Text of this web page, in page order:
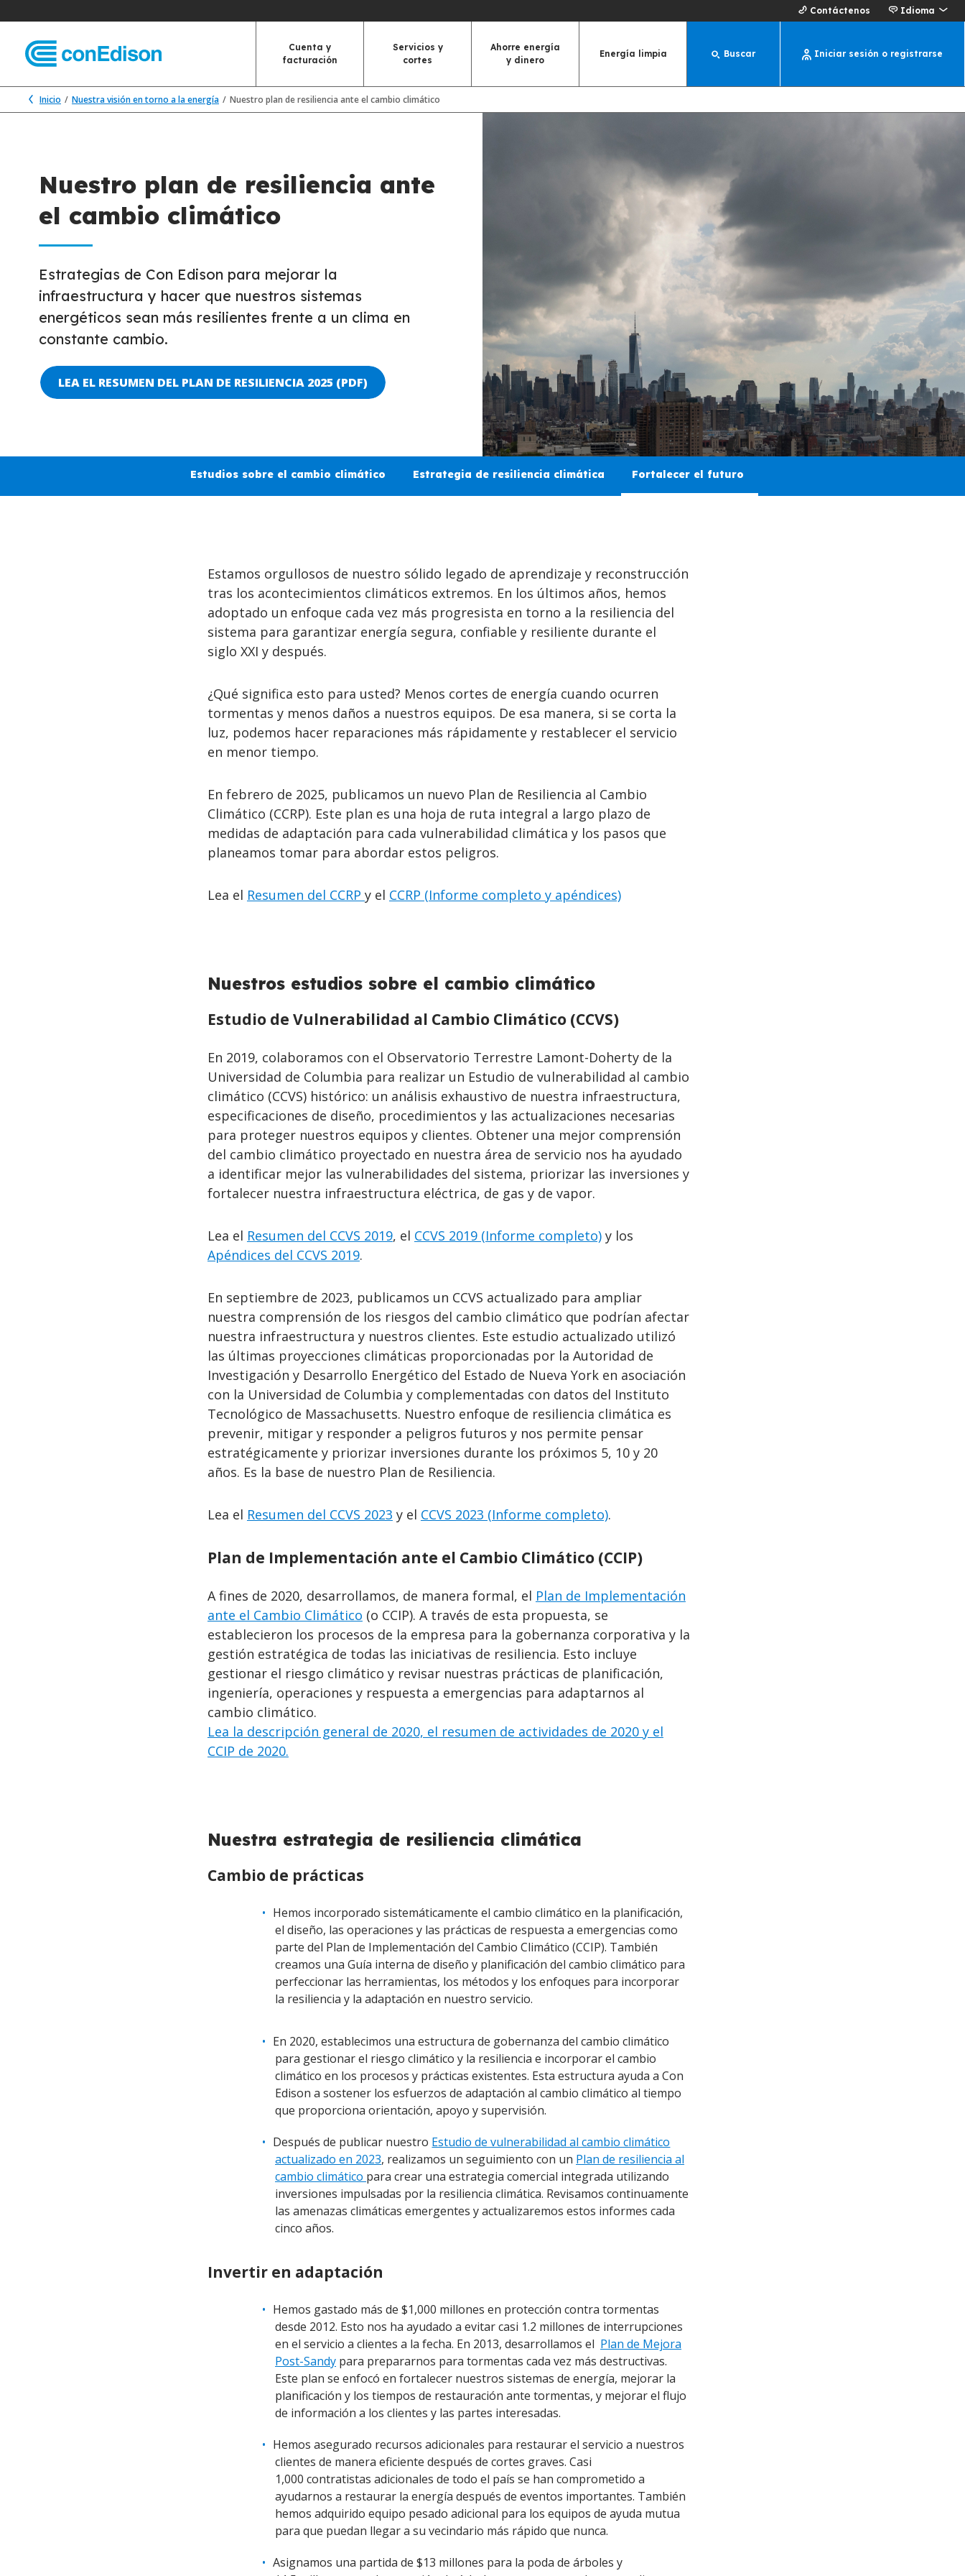
Contáctenos Idioma
Cuenta y
facturación
Servicios y
cortes
Ahorre energía
y dinero
Energía limpia Buscar Iniciar sesión o registrarse
Inicio Nuestra visión en torno a la energía Nuestro plan de resiliencia ante el cambio climático
Nuestro plan de resiliencia ante
el cambio climático
Estrategias de Con Edison para mejorar la
infraestructura y hacer que nuestros sistemas
energéticos sean más resilientes frente a un clima en
constante cambio.
LEA EL RESUMEN DEL PLAN DE RESILIENCIA 2025 (PDF)
Estudios sobre el cambio climático Estrategia de resiliencia climática Fortalecer el futuro
Estamos orgullosos de nuestro sólido legado de aprendizaje y reconstrucción
tras los acontecimientos climáticos extremos. En los últimos años, hemos
adoptado un enfoque cada vez más progresista en torno a la resiliencia del
sistema para garantizar energía segura, confiable y resiliente durante el
siglo XXI y después.
¿Qué significa esto para usted? Menos cortes de energía cuando ocurren
tormentas y menos daños a nuestros equipos. De esa manera, si se corta la
luz, podemos hacer reparaciones más rápidamente y restablecer el servicio
en menor tiempo.
En febrero de 2025, publicamos un nuevo Plan de Resiliencia al Cambio
Climático (CCRP). Este plan es una hoja de ruta integral a largo plazo de
medidas de adaptación para cada vulnerabilidad climática y los pasos que
planeamos tomar para abordar estos peligros.
Lea el Resumen del CCRP y el CCRP (Informe completo y apéndices)
Nuestros estudios sobre el cambio climático
Estudio de Vulnerabilidad al Cambio Climático (CCVS)
En 2019, colaboramos con el Observatorio Terrestre Lamont-Doherty de la
Universidad de Columbia para realizar un Estudio de vulnerabilidad al cambio
climático (CCVS) histórico: un análisis exhaustivo de nuestra infraestructura,
especificaciones de diseño, procedimientos y las actualizaciones necesarias
para proteger nuestros equipos y clientes. Obtener una mejor comprensión
del cambio climático proyectado en nuestra área de servicio nos ha ayudado
a identificar mejor las vulnerabilidades del sistema, priorizar las inversiones y
fortalecer nuestra infraestructura eléctrica, de gas y de vapor.
Lea el Resumen del CCVS 2019, el CCVS 2019 (Informe completo)y los
Apéndices del CCVS 2019.
En septiembre de 2023, publicamos un CCVS actualizado para ampliar
nuestra comprensión de los riesgos del cambio climático que podrían afectar
nuestra infraestructura y nuestros clientes. Este estudio actualizado utilizó
las últimas proyecciones climáticas proporcionadas por la Autoridad de
Investigación y Desarrollo Energético del Estado de Nueva York en asociación
con la Universidad de Columbia y complementadas con datos del Instituto
Tecnológico de Massachusetts. Nuestro enfoque de resiliencia climática es
prevenir, mitigar y responder a peligros futuros y nos permite pensar
estratégicamente y priorizar inversiones durante los próximos 5, 10 y 20
años. Es la base de nuestro Plan de Resiliencia.
Lea el Resumen del CCVS 2023 y el CCVS 2023 (Informe completo).
Plan de Implementación ante el Cambio Climático (CCIP)
A fines de 2020, desarrollamos, de manera formal, el Plan de Implementación
ante el Cambio Climático (o CCIP). A través de esta propuesta, se
establecieron los procesos de la empresa para la gobernanza corporativa y la
gestión estratégica de todas las iniciativas de resiliencia. Esto incluye
gestionar el riesgo climático y revisar nuestras prácticas de planificación,
ingeniería, operaciones y respuesta a emergencias para adaptarnos al
cambio climático.
Lea la descripción general de 2020, el resumen de actividades de 2020 y el
CCIP de 2020.
Nuestra estrategia de resiliencia climática
Cambio de prácticas
Hemos incorporado sistemáticamente el cambio climático en la planificación,
el diseño, las operaciones y las prácticas de respuesta a emergencias como
parte del Plan de Implementación del Cambio Climático (CCIP). También
creamos una Guía interna de diseño y planificación del cambio climático para
perfeccionar las herramientas, los métodos y los enfoques para incorporar
la resiliencia y la adaptación en nuestro servicio.
En 2020, establecimos una estructura de gobernanza del cambio climático
para gestionar el riesgo climático y la resiliencia e incorporar el cambio
climático en los procesos y prácticas existentes. Esta estructura ayuda a Con
Edison a sostener los esfuerzos de adaptación al cambio climático al tiempo
que proporciona orientación, apoyo y supervisión.
Después de publicar nuestro Estudio de vulnerabilidad al cambio climático
actualizado en 2023, realizamos un seguimiento con un Plan de resiliencia al
cambio climático para crear una estrategia comercial integrada utilizando
inversiones impulsadas por la resiliencia climática. Revisamos continuamente
las amenazas climáticas emergentes y actualizaremos estos informes cada
cinco años.
Invertir en adaptación
Hemos gastado más de $1,000 millones en protección contra tormentas
desde 2012. Esto nos ha ayudado a evitar casi 1.2 millones de interrupciones
en el servicio a clientes a la fecha. En 2013, desarrollamos el Plan de Mejora
Post-Sandy para prepararnos para tormentas cada vez más destructivas.
Este plan se enfocó en fortalecer nuestros sistemas de energía, mejorar la
planificación y los tiempos de restauración ante tormentas, y mejorar el flujo
de información a los clientes y las partes interesadas.
Hemos asegurado recursos adicionales para restaurar el servicio a nuestros
clientes de manera eficiente después de cortes graves. Casi
1,000 contratistas adicionales de todo el país se han comprometido a
ayudarnos a restaurar la energía después de eventos importantes. También
hemos adquirido equipo pesado adicional para los equipos de ayuda mutua
para que puedan llegar a su vecindario más rápido que nunca.
Asignamos una partida de $13 millones para la poda de árboles y